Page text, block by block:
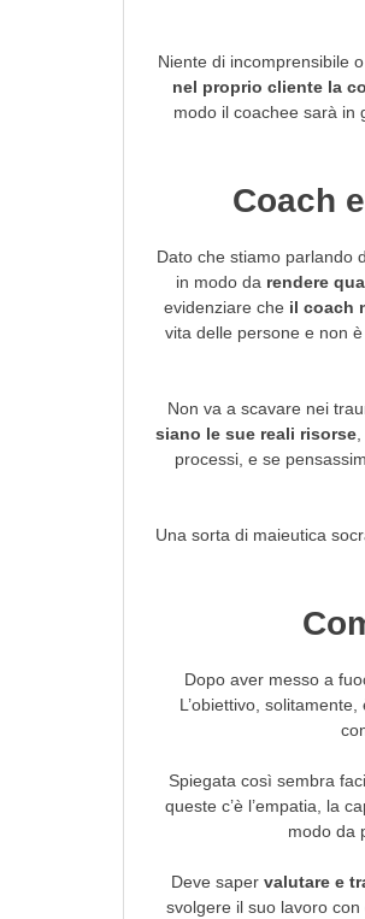
Niente di incomprensibile
nel proprio cliente la
modo il coachee sarà in
Coach
Dato che stiamo parlando
in modo da rendere
evidenziare che il coach
vita delle persone e non
Non va a scavare nei
siano le sue reali risorse,
processi, e se
Una sorta di maieutica
Dopo aver messo a
L’obiettivo, solitamente,
Spiegata così sembra
queste c’è l’empatia, la
modo da
Deve saper valutare e
svolgere il suo lavoro con